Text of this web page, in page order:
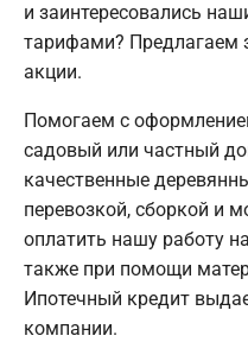
и заинтересовались
тарифами? Предлагаем
акции.
Помогаем с
садовый или частный
качественные
перевозкой, сборкой и
оплатить нашу работу
также при помощи
Ипотечный кредит
компании.